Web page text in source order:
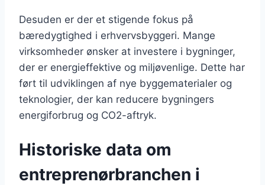
Desuden er der et stigende fokus på
bæredygtighed i erhvervsbyggeri. Mange
virksomheder ønsker at investere i bygninger,
der er energieffektive og miljøvenlige. Dette har
ført til udviklingen af nye byggematerialer og
teknologier, der kan reducere bygningers
energiforbrug og CO2-aftryk.
Historiske data om
entreprenørbranchen i